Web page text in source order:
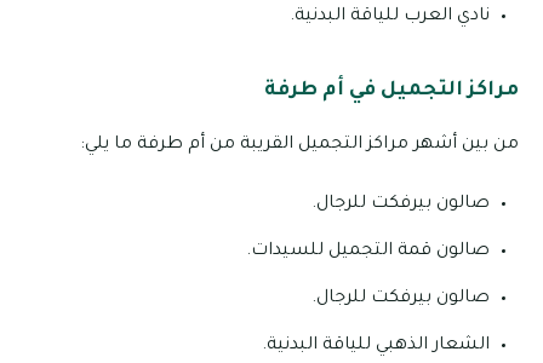
نادي العرب للياقة البدنية.
مراكز التجميل في أم طرفة
من بين أشهر مراكز التجميل القريبة من أم طرفة ما يلي:
صالون بيرفكت للرجال.
صالون قمة التجميل للسيدات.
صالون بيرفكت للرجال.
الشعار الذهبي للياقة البدنية.